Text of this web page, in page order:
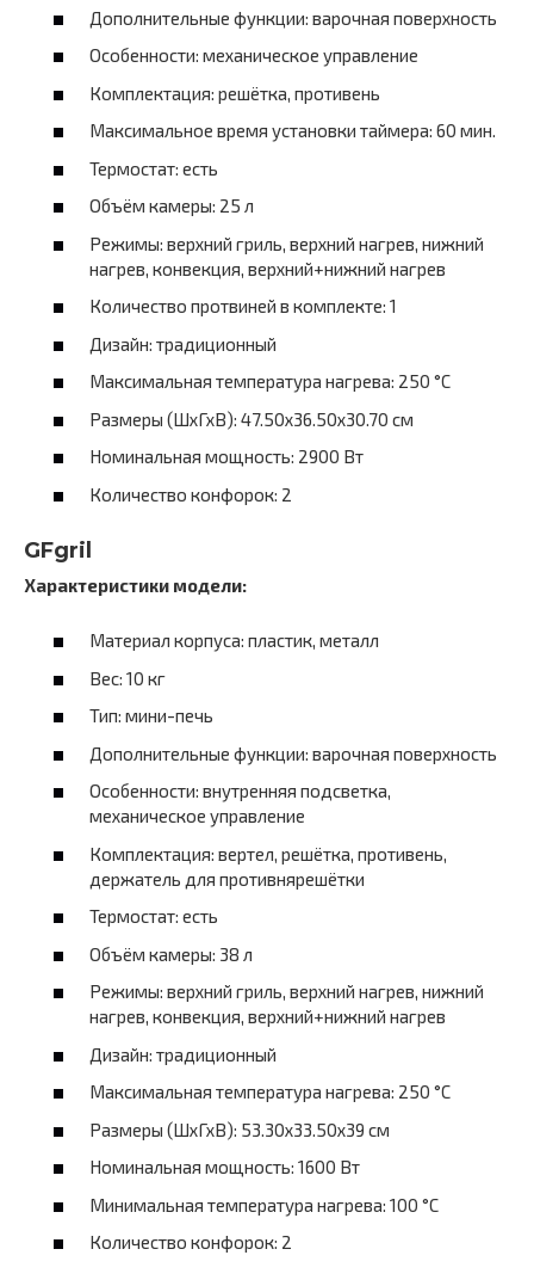
Дополнительные функции: варочная поверхность
Особенности: механическое управление
Комплектация: решётка, противень
Максимальное время установки таймера: 60 мин.
Термостат: есть
Объём камеры: 25 л
Режимы: верхний гриль, верхний нагрев, нижний
нагрев, конвекция, верхний+нижний нагрев
Количество протвиней в комплекте: 1
Дизайн: традиционный
Максимальная температура нагрева: 250 °C
Размеры (ШхГхВ): 47.50х36.50х30.70 см
Номинальная мощность: 2900 Вт
Количество конфорок: 2
GFgril
Характеристики модели:
Материал корпуса: пластик, металл
Вес: 10 кг
Тип: мини-печь
Дополнительные функции: варочная поверхность
Особенности: внутренняя подсветка,
механическое управление
Комплектация: вертел, решётка, противень,
держатель для противнярешётки
Термостат: есть
Объём камеры: 38 л
Режимы: верхний гриль, верхний нагрев, нижний
нагрев, конвекция, верхний+нижний нагрев
Дизайн: традиционный
Максимальная температура нагрева: 250 °C
Размеры (ШхГхВ): 53.30х33.50х39 см
Номинальная мощность: 1600 Вт
Минимальная температура нагрева: 100 °C
Количество конфорок: 2